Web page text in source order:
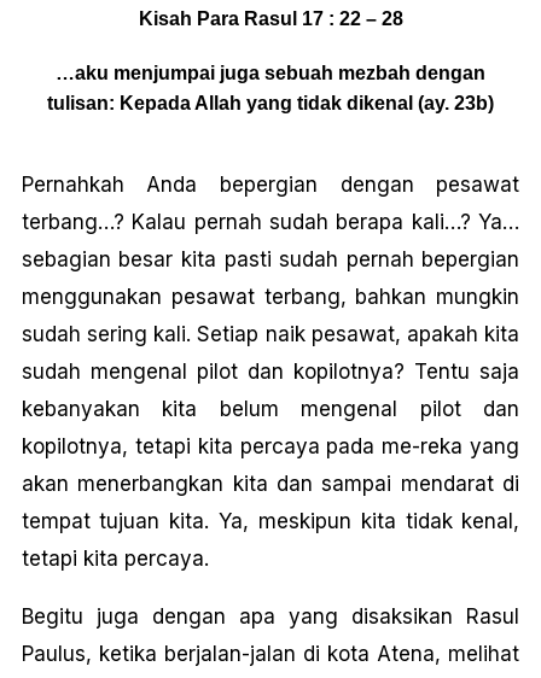
Kisah Para Rasul 17 : 22 – 28
…aku menjumpai juga sebuah mezbah dengan
tulisan: Kepada Allah yang tidak dikenal (ay. 23b)
Pernahkah Anda bepergian dengan pesawat
terbang…? Kalau pernah sudah berapa kali…? Ya…
sebagian besar kita pasti sudah pernah bepergian
menggunakan pesawat terbang, bahkan mungkin
sudah sering kali. Setiap naik pesawat, apakah kita
sudah mengenal pilot dan kopilotnya? Tentu saja
kebanyakan kita belum mengenal pilot dan
kopilotnya, tetapi kita percaya pada me-reka yang
akan menerbangkan kita dan sampai mendarat di
tempat tujuan kita. Ya, meskipun kita tidak kenal,
tetapi kita percaya.
Begitu juga dengan apa yang disaksikan Rasul
Paulus, ketika berjalan-jalan di kota Atena, melihat